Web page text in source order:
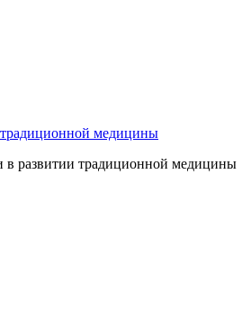
традиционной медицины
в развитии традиционной медицины